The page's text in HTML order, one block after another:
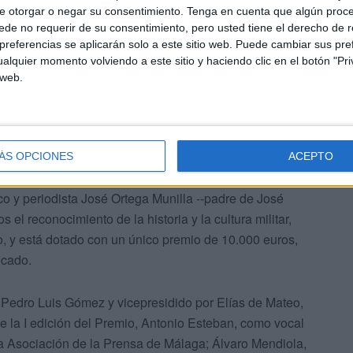
otorgar o negar su consentimiento. Tenga en cuenta que algún
no requerir de su consentimiento, pero usted tiene el derecho de
se aplicarán solo a este sitio web. Puede cambiar sus
momento volviendo a este sitio y haciendo clic en el botón
OPCIONES ACEPTO
en sus encuentros constituyen referencias
y divulgación de los mismos valores humanos que
y periodista José Ortega Munilla --padre de José
el reconocimiento de la historia y la cultura militar,
está dotado con un único premio de 10.000 euros,
Luis Gómez y vicepresidido por Elías de Mateo,
la I edición del Premio, Antonio Esteban, como vocal
de la Prensa de Málaga; Álvaro Mendiola,